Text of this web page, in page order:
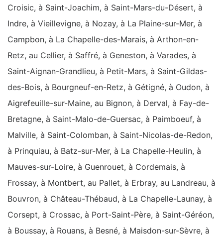
Croisic, à Saint-Joachim, à Saint-Mars-du-Désert, à
Indre, à Vieillevigne, à Nozay, à La Plaine-sur-Mer, à
Campbon, à La Chapelle-des-Marais, à Arthon-en-
Retz, au Cellier, à Saffré, à Geneston, à Varades, à
Saint-Aignan-Grandlieu, à Petit-Mars, à Saint-Gildas-
des-Bois, à Bourgneuf-en-Retz, à Gétigné, à Oudon, à
Aigrefeuille-sur-Maine, au Bignon, à Derval, à Fay-de-
Bretagne, à Saint-Malo-de-Guersac, à Paimboeuf, à
Malville, à Saint-Colomban, à Saint-Nicolas-de-Redon,
à Prinquiau, à Batz-sur-Mer, à La Chapelle-Heulin, à
Mauves-sur-Loire, à Guenrouet, à Cordemais, à
Frossay, à Montbert, au Pallet, à Erbray, au Landreau, à
Bouvron, à Château-Thébaud, à La Chapelle-Launay, à
Corsept, à Crossac, à Port-Saint-Père, à Saint-Géréon,
à Boussay, à Rouans, à Besné, à Maisdon-sur-Sèvre, à